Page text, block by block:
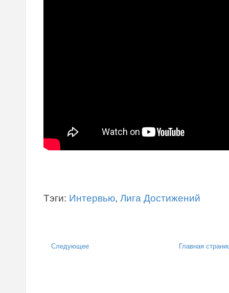
Тэги: Интервью, Лига Достижений
Следующее Главная